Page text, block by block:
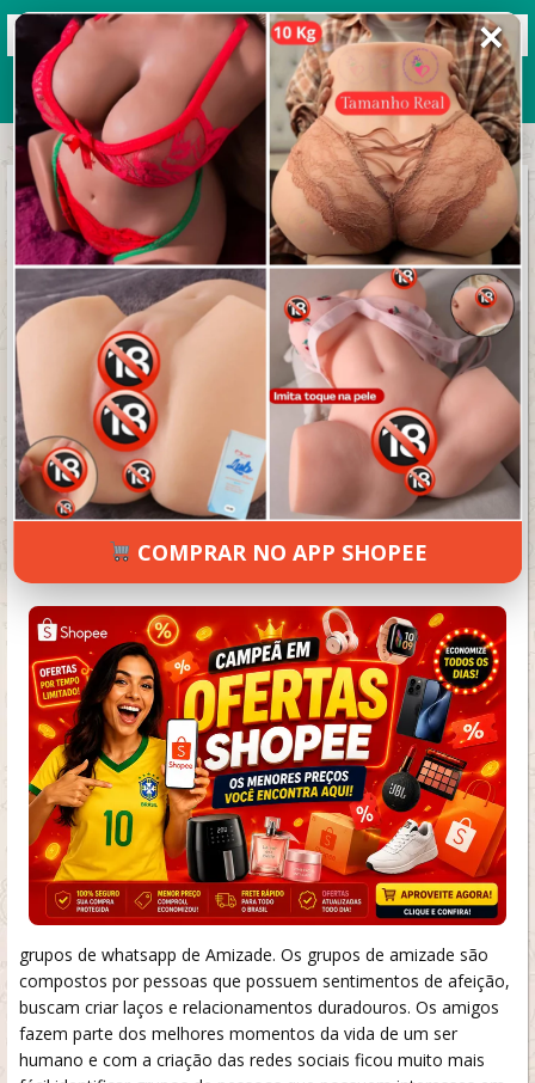
Grupos de WhatsApp 2026
+ Enviar grupo
D̶R̶I̶V̶E̶ Z̶O̶N̶E̶ O̶N̶L̶I̶N̶E̶
3.6/5 (17 avaliações)
grupos de whatsapp de Amizade. Os grupos de amizade são
compostos por pessoas que possuem sentimentos de afeição,
buscam criar laços e relacionamentos duradouros. Os amigos
fazem parte dos melhores momentos da vida de um ser
humano e com a criação das redes sociais ficou muito mais
✕
COMPRAR NO APP SHOPEE